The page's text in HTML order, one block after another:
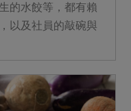
的水餃等，都有賴
以及社員的敲碗與